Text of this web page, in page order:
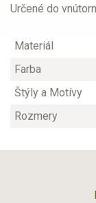
Určené do
Materiál
Farba
Štýly a Motívy
Rozmery